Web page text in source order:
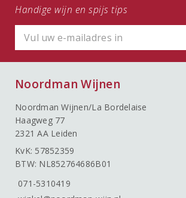
Handige wijn en spijs tips
Noordman Wijnen
Noordman Wijnen/La Bordelaise
Haagweg 77
2321 AA Leiden
KvK: 57852359
BTW: NL852764686B01
071-5310419